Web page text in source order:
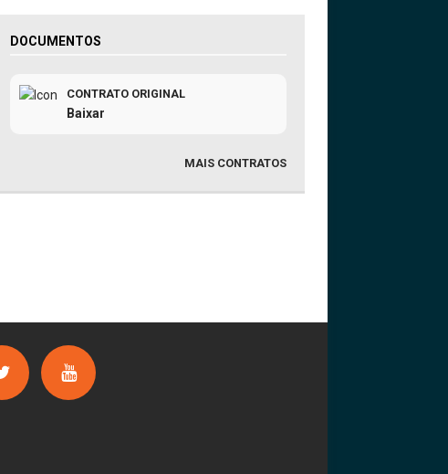
DOCUMENTOS
CONTRATO ORIGINAL
Baixar
MAIS CONTRATOS